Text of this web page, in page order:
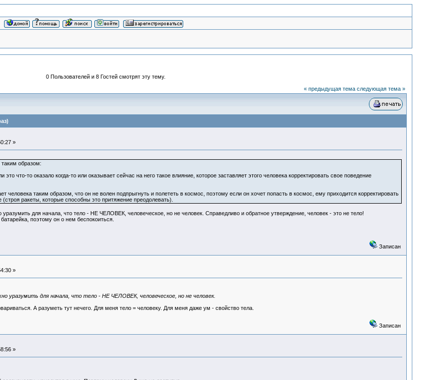
0 Пользователей и 8 Гостей смотрят эту тему.
« предыдущая тема следующая тема »
»
образом:
что-то оказало когда-то или оказывает сейчас на него такое влияние, которое заставляет этого человека корректировать свое поведение
человека таким образом, что он не волен подпрыгнуть и полететь в космос, поэтому если он хочет попасть в космос, ему приходится корректировать
ракеты, которые способны это притяжение преодолевать).
для начала, что тело - НЕ ЧЕЛОВЕК, человеческое, но не человек. Справедливо и обратное утверждение, человек - это не тело!
поэтому он о нем беспокоиться.
Записан
»
уразумить для начала, что тело - НЕ ЧЕЛОВЕК, человеческое, но не человек.
А разуметь тут нечего. Для меня тело = человеку. Для меня даже ум - свойство тела.
Записан
»